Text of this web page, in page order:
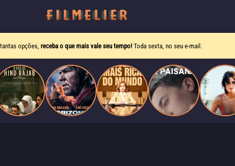
opções, receba o que mais vale seu tempo! Toda sexta, no seu e-mail.